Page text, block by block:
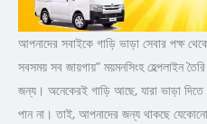
আপনাদের সবাইকে গাড়ি ভাড়া সেবার পক্ষ
সবসময় সব জায়গায়” ময়মনসিংহ হেল্পলাইন
জন্য। অনেকেরই গাড়ি আছে, যারা ভাড়া
পান না। তাই, আপনাদের জন্য থাকছে যেকোনো